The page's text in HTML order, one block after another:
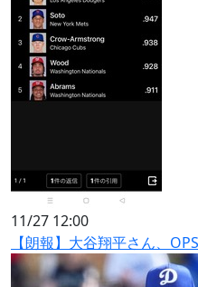
11/27 12:00
【朗報】大谷翔平さん、